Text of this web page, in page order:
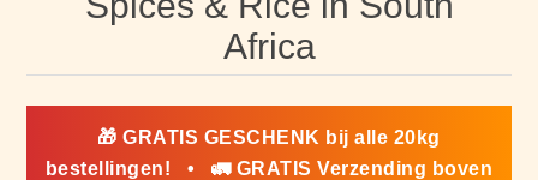
Africa
🎁 GRATIS GESCHENK bij alle 20kg
bestellingen! • 🚛 GRATIS Verzending boven